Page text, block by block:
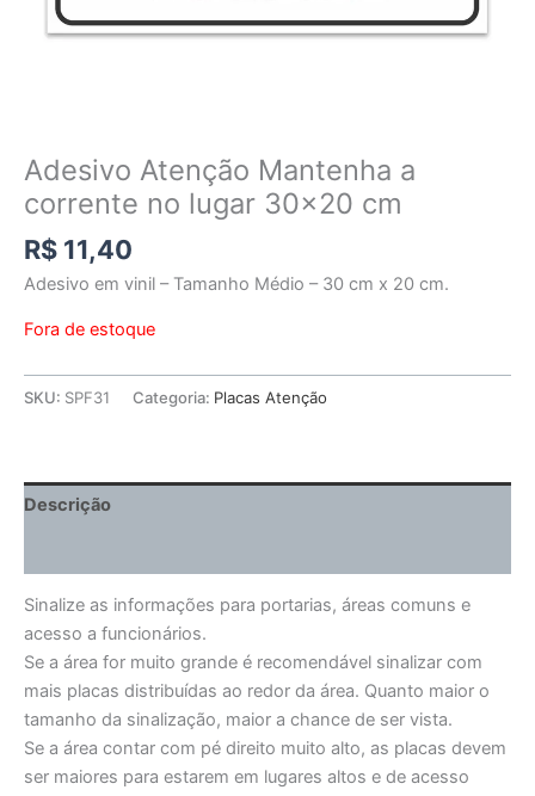
Adesivo Atenção Mantenha a
corrente no lugar 30×20 cm
R$ 11,40
Adesivo em vinil – Tamanho Médio – 30 cm x 20 cm.
Fora de estoque
SKU: SPF31 Categoria: Placas Atenção
Descrição
Sinalize as informações para portarias, áreas comuns e
acesso a funcionários.
Se a área for muito grande é recomendável sinalizar com
mais placas distribuídas ao redor da área. Quanto maior o
tamanho da sinalização, maior a chance de ser vista.
Se a área contar com pé direito muito alto, as placas devem
ser maiores para estarem em lugares altos e de acesso